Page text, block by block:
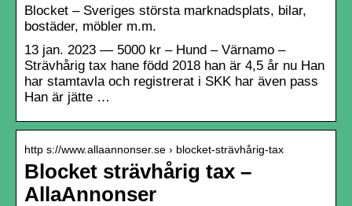
Blocket – Sveriges största marknadsplats, bilar,
bostäder, möbler m.m.
13 jan. 2023 — 5000 kr – Hund – Värnamo –
Strävhårig tax hane född 2018 han är 4,5 år nu Han
har stamtavla och registrerat i SKK har även pass
Han är jätte …
http s://www.allaannonser.se › blocket-strävhårig-tax
Blocket strävhårig tax –
AllaAnnonser